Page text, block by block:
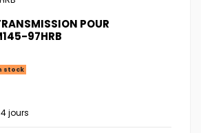
POUR
97HRB
stock
jours